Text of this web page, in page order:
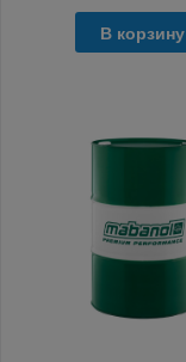
В корзину